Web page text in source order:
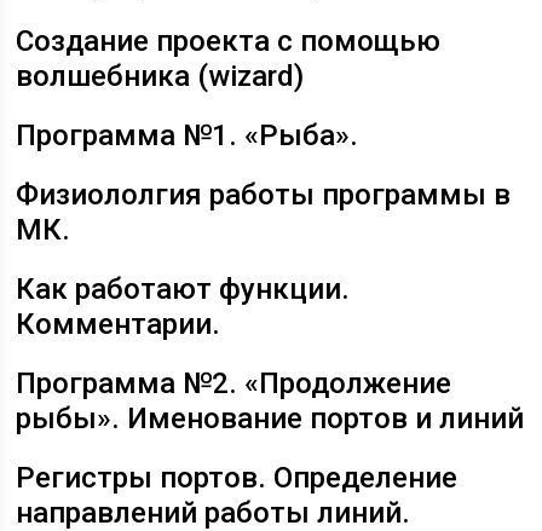
Создание проекта с помощью
волшебника (wizard)
Программа №1. «Рыба».
Физиололгия работы программы в
МК.
Как работают функции.
Комментарии.
Программа №2. «Продолжение
рыбы». Именование портов и линий
Регистры портов. Определение
направлений работы линий.